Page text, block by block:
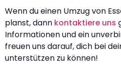
Wenn du einen Umzug von
planst, dann kontaktiere uns
Informationen und ein
freuen uns darauf, dich bei
unterstützen zu können!